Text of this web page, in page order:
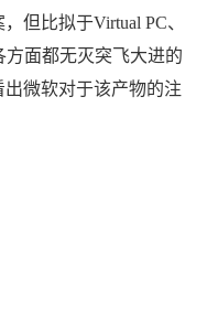
但比拟于Virtual PC、
方面都无灭突飞大进的
微软对于该产物的注